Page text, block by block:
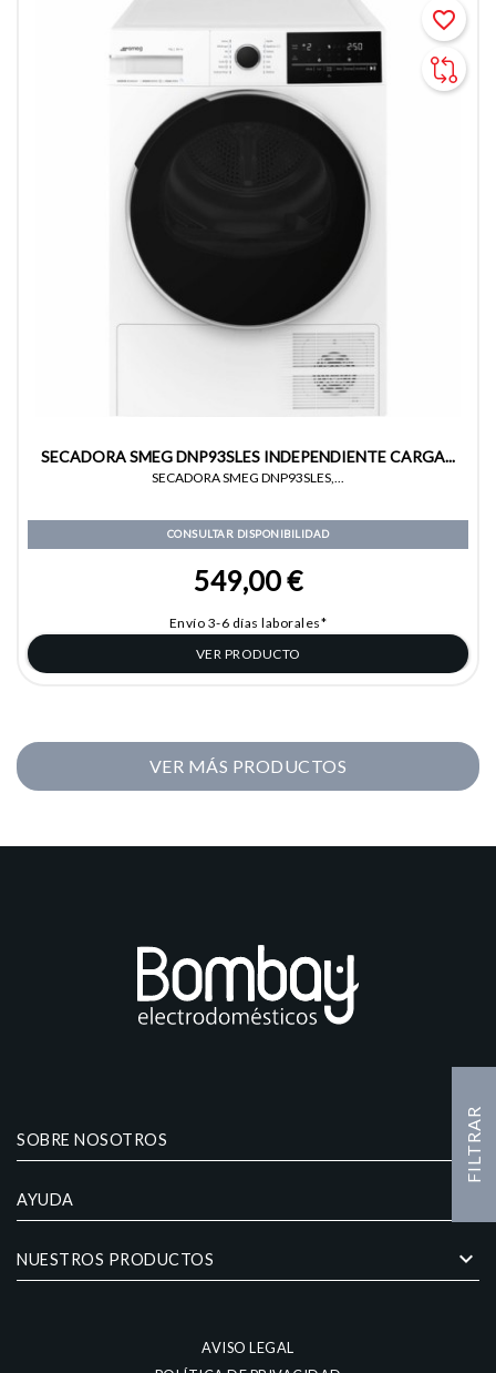
FILTRAR
SECADORA SMEG DNP93SLES INDEPENDIENTE CARGA...
SECADORA SMEG DNP93SLES,...
CONSULTAR DISPONIBILIDAD
549,00 €
Envío 3-6 días laborales*
VER PRODUCTO
favorite_border
VER MÁS PRODUCTOS
SOBRE NOSOTROS keyboard_arrow_down
AYUDA
NUESTROS PRODUCTOS keyboard_arrow_down
AVISO LEGAL